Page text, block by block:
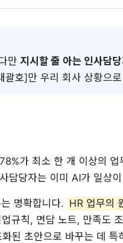
만 지시할 줄 아는 인사담
호]만 우리 회사 상황으
가 최소 한 개 이상의
담당자는 이미 AI가 일상
명확합니다. HR 업무의
규칙, 면담 노트, 만족도
된 초안으로 바꾸는 데 특